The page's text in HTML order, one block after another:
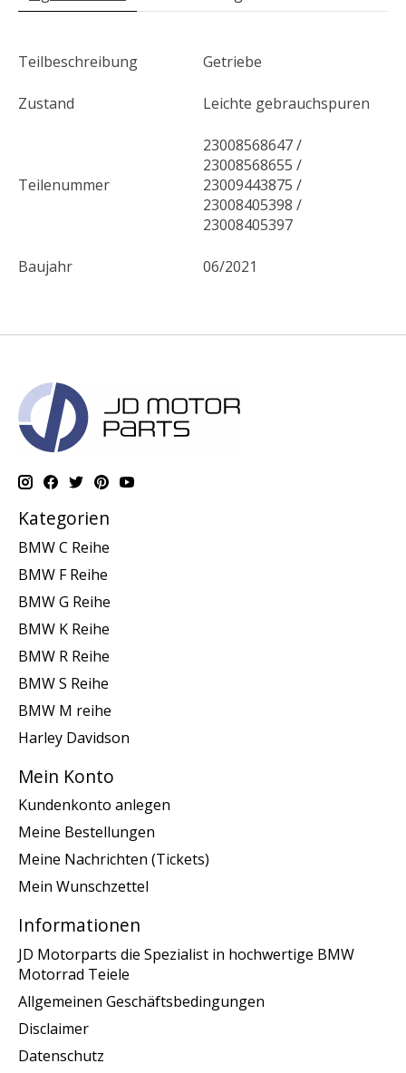
Teilbeschreibung Getriebe
Zustand Leichte gebrauchspuren
Teilenummer
23008568647 /
23008568655 /
23009443875 /
23008405398 /
23008405397
Baujahr 06/2021
Kategorien
BMW C Reihe
BMW F Reihe
BMW G Reihe
BMW K Reihe
BMW R Reihe
BMW S Reihe
BMW M reihe
Harley Davidson
Mein Konto
Kundenkonto anlegen
Meine Bestellungen
Meine Nachrichten (Tickets)
Mein Wunschzettel
Informationen
JD Motorparts die Spezialist in hochwertige BMW
Motorrad Teiele
Allgemeinen Geschäftsbedingungen
Disclaimer
Datenschutz